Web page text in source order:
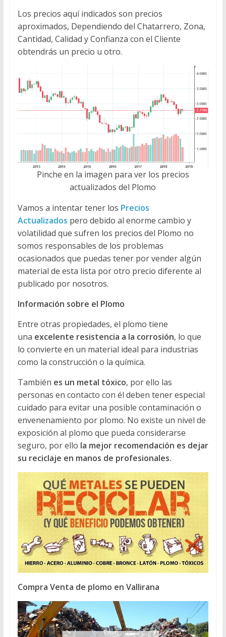
Los precios aquí indicados son precios
aproximados, Dependiendo del Chatarrero, Zona,
Cantidad, Calidad y Confianza con el Cliente
obtendrás un precio u otro.
Pinche en la imagen para ver los precios
actualizados del Plomo
Vamos a intentar tener los Precios
Actualizados pero debido al enorme cambio y
volatilidad que sufren los precios del Plomo no
somos responsables de los problemas
ocasionados que puedas tener por vender algún
material de esta lista por otro precio diferente al
publicado por nosotros.
Información sobre el Plomo
Entre otras propiedades, el plomo tiene
una excelente resistencia a la corrosión, lo que
lo convierte en un material ideal para industrias
como la construcción o la química.
También es un metal tóxico, por ello las
personas en contacto con él deben tener especial
cuidado para evitar una posible contaminación o
envenenamiento por plomo. No existe un nivel de
exposición al plomo que pueda considerarse
seguro, por ello la mejor recomendación es dejar
su reciclaje en manos de profesionales.
Compra Venta de plomo en Vallirana